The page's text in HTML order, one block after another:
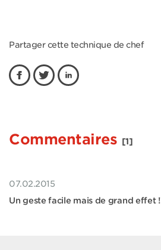
Partager cette technique de chef
Commentaires [1]
07.02.2015
Un geste facile mais de grand effet !